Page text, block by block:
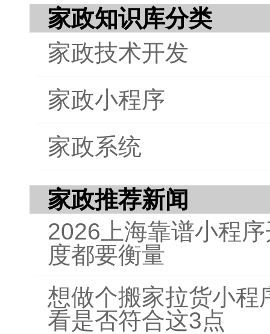
家政知识库分类
家政技术开发
家政小程序
家政系统
家政推荐新闻
2026上海靠谱小程
度都要衡量
想做个搬家拉货小程
看是否符合这3点